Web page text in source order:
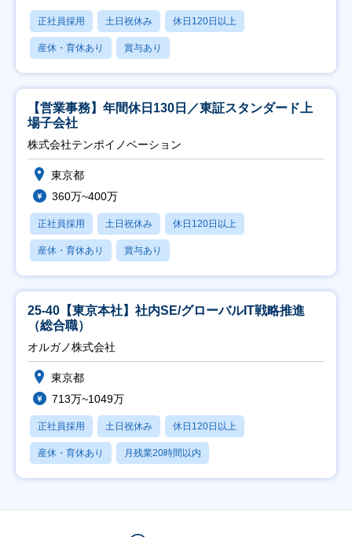
正社員採用 土日祝休み 休日120日以上
産休・育休あり 賞与あり
【営業事務】年間休日130日／東証スタンダード上
場子会社
株式会社テンポイノベーション
東京都
360万~400万
正社員採用 土日祝休み 休日120日以上
産休・育休あり 賞与あり
25-40【東京本社】社内SE/グローバルIT戦略推進
（総合職）
オルガノ株式会社
東京都
713万~1049万
正社員採用 土日祝休み 休日120日以上
産休・育休あり 月残業20時間以内